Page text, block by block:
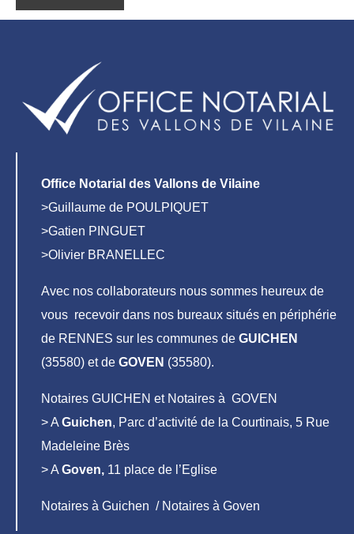
Office Notarial des Vallons de Vilaine
>Guillaume de POULPIQUET
>Gatien PINGUET
>Olivier BRANELLEC
Avec nos collaborateurs nous sommes heureux de
vous recevoir dans nos bureaux situés en périphérie
de RENNES sur les communes de GUICHEN
(35580) et de GOVEN (35580).
Notaires GUICHEN et Notaires à GOVEN
> A Guichen, Parc d’activité de la Courtinais, 5 Rue
Madeleine Brès
> A Goven, 11 place de l’Eglise
Notaires à Guichen / Notaires à Goven